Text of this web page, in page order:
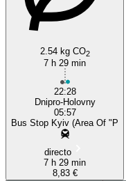
2.54 kg CO2
7 h 29 min
22:28
Dnipro-Holovny
05:57
Bus Stop Kyiv (Area Of "P
directo
7 h 29 min
8,83 €